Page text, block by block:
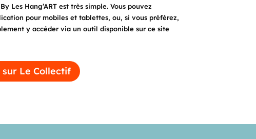
Les Hang’ART est très simple. Vous pouvez
pour mobiles et tablettes, ou, si vous préférez,
y accéder via un outil disponible sur ce site
Le Collectif